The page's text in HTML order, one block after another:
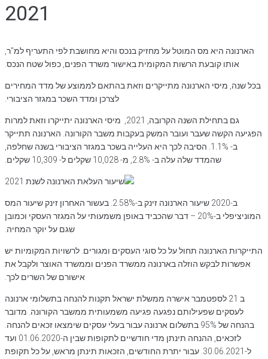
2021
הארנונה היא מס המוטל על מחזיק בנכס והיא מחושבת לפי התעריף למ"ר,
אותו קובעת הרשות המקומית באישור משרד הפנים, כפול שטח הנכס.
בכל שנה, מיסי הארנונה מתייקרים וזאת בהתאם לממוצע של מדד המחירים
לצרכן ומדד השכר במגזר הציבורי.
גם בתחילת השנה הקרובה, 2021, מיסי הארנונה יתייקרו וזאת למרות
הפגיעה הקשה שעבר ועובר המשק בעקבות משבר הקורונה. הארנונה תתייקר
ב- 1.1%. הסיבה לכך היא העלייה בשכר במגזר הציבורי בשנה שחלפה,
שהמדד שלה עלה ב- 2.8%, מ- 10,028 שקלים ל- 10,309 שקלים.
ב-2020 שיעור הארנונה זינק ב-2.58%. בעשור האחרון זינק שיעור המס
המוניציפלי ב-20% – דבר שהכביד באופן משמעותי על המגזר העסקי וכמובן
שגם על יוקר המחיה.
התייקרות הארנונה תחול על כל סוגי העסקים ומגורים. לרשויות המקומיות יש
אפשרות לבקש הוזלה בארנונה ממשרד הפנים וממשרד האוצר ולקבל את
אישורם של השרים לכך.
ב 21 לספטמבר אישרה ממשלת ישראל תקנות להנחה בתשלומי ארנונה
לעסקים שפעילותם נפגעה פגיעה משמעותית ממשבר הקורונה. מדובר
בהנחה של 95% בתשלום ארנונה עבור בעלי עסקים שימצאו זכאים להנחה.
לזכאים, ההנחה תינתן מדי חודשיים לתקופות שבין ה-01.06.2020 ועד
ל-30.06.2021. עבור יתרת החודשים, הזכאות תינתן מראש, על כל תקופת